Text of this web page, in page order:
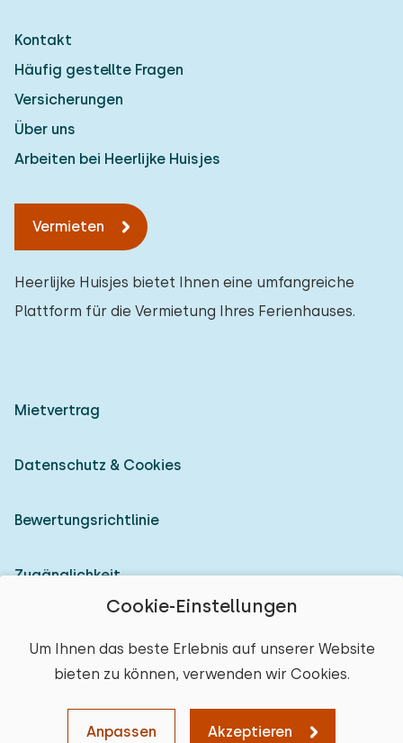
Cookie-Einstellungen
Um Ihnen das beste Erlebnis auf unserer Website
bieten zu können, verwenden wir Cookies.
Anpassen Akzeptieren
Kontakt
Häufig gestellte Fragen
Versicherungen
Über uns
Arbeiten bei Heerlijke Huisjes
Vermieten
Heerlijke Huisjes bietet Ihnen eine umfangreiche
Plattform für die Vermietung Ihres Ferienhauses.
Mietvertrag
Datenschutz & Cookies
Bewertungsrichtlinie
Zugänglichkeit
© 2026 Heerlijke Huisjes (eingetragene Marke)